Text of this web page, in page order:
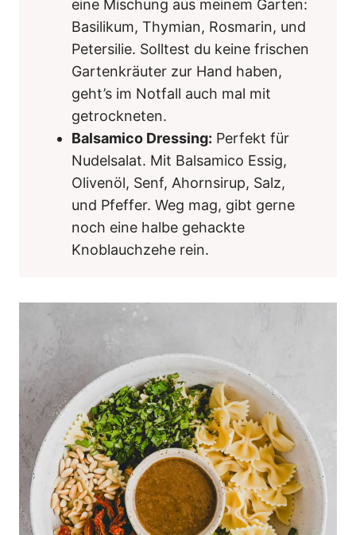
eine Mischung aus meinem Garten:
Basilikum, Thymian, Rosmarin, und
Petersilie. Solltest du keine frischen
Gartenkräuter zur Hand haben,
geht’s im Notfall auch mal mit
getrockneten.
Balsamico Dressing: Perfekt für
Nudelsalat. Mit Balsamico Essig,
Olivenöl, Senf, Ahornsirup, Salz,
und Pfeffer. Weg mag, gibt gerne
noch eine halbe gehackte
Knoblauchzehe rein.